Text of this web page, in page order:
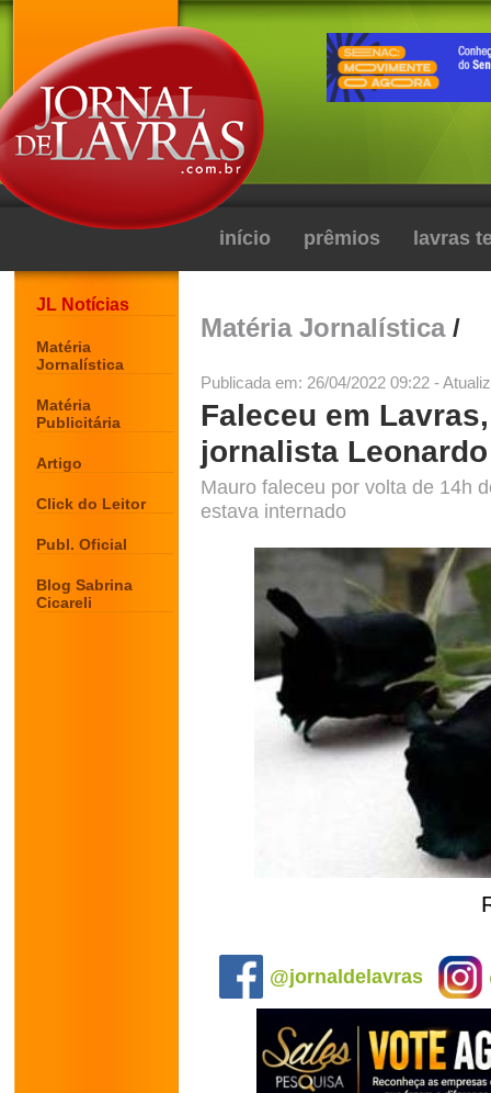
início prêmios lavras
JL Notícias
Matéria
Jornalística
Matéria
Publicitária
Artigo
Click do Leitor
Publ. Oficial
Blog Sabrina
Cicareli
Matéria Jornalística/
Publicada em: 26/04/2022 09:22 -
Faleceu em
jornalista
Mauro faleceu por volta de 14h
estava internado
@jornaldelavras